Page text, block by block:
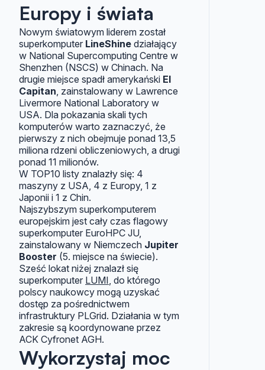
Europy i świata
Nowym światowym liderem został
superkomputer LineShine działający
w National Supercomputing Centre w
Shenzhen (NSCS) w Chinach. Na
drugie miejsce spadł amerykański El
Capitan , zainstalowany w Lawrence
Livermore National Laboratory w
USA. Dla pokazania skali tych
komputerów warto zaznaczyć, że
pierwszy z nich obejmuje ponad 13,5
miliona rdzeni obliczeniowych, a drugi
ponad 11 milionów.
W TOP10 listy znalazły się: 4
maszyny z USA, 4 z Europy, 1 z
Japonii i 1 z Chin.
Najszybszym superkomputerem
europejskim jest cały czas flagowy
superkomputer EuroHPC JU,
zainstalowany w Niemczech Jupiter
Booster (5. miejsce na świecie).
Sześć lokat niżej znalazł się
superkomputer LUMI , do którego
polscy naukowcy mogą uzyskać
dostęp za pośrednictwem
infrastruktury PLGrid. Działania w tym
zakresie są koordynowane przez
ACK Cyfronet AGH.
Wykorzystaj moc